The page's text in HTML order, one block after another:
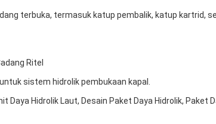
terbuka, termasuk katup pembalik, katup kartrid,
Ritel
sistem hidrolik pembukaan kapal.
Daya Hidrolik Laut, Desain Paket Daya Hidrolik, Paket